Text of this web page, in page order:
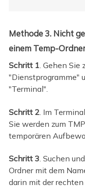
Methode 3. Nicht
einem Temp-
Schritt 1. Gehen Sie
"Dienstprogramme"
"Terminal".
Schritt 2. Im
Sie werden zum
temporären
Schritt 3. Suchen
Ordner mit dem
darin mit der